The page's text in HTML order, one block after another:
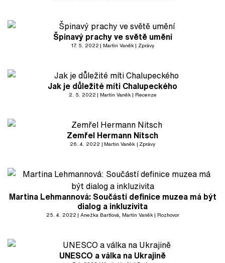
Špinavý prachy ve světě umění
17. 5. 2022 Martin Vaněk Zprávy
Jak je důležité míti Chalupeckého
2. 5. 2022 Martin Vaněk Recenze
Zemřel Hermann Nitsch
26. 4. 2022 Martin Vaněk Zprávy
Martina Lehmannová: Součástí definice muzea má být
dialog a inkluzivita
25. 4. 2022 Anežka Bartlová, Martin Vaněk Rozhovor
UNESCO a válka na Ukrajině